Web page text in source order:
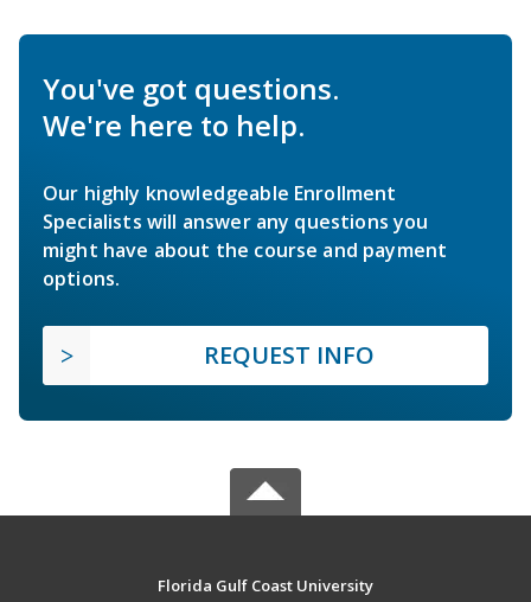
You've got questions.
We're here to help.
Our highly knowledgeable Enrollment
Specialists will answer any questions you
might have about the course and payment
options.
REQUEST INFO
Florida Gulf Coast University